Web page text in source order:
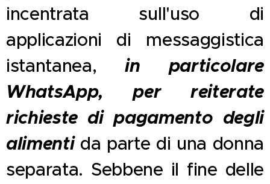
incentrata sull'uso di
applicazioni di messaggistica
istantanea,in particolare
WhatsApp, per reiterate
richieste di pagamento degli
alimentida parte di una donna
separata. Sebbene il fine delle